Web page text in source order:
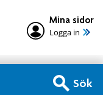
Mina sidor
Logga in
Sök